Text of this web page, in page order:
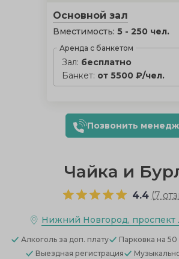
Основной зал
Вместимость: 5 - 250 чел.
Аренда с банкетом
Зал: бесплатно
Банкет: от 5500 ₽/чел.
Позвонить
Чайка и
4.4 (7
Нижний Новгород, проспект
Алкоголь за доп. плату Парковка на
Выездная регистрация